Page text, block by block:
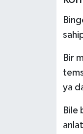
Bir
ya
Bile